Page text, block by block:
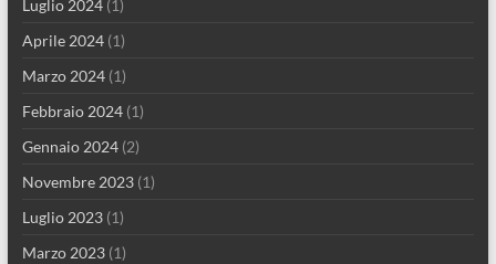
Luglio 2024(1)
Aprile 2024(1)
Marzo 2024(1)
Febbraio 2024(1)
Gennaio 2024(2)
Novembre 2023(1)
Luglio 2023(1)
Marzo 2023(1)